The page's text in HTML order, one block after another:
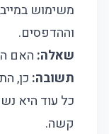
משימוש
וההדפסים.
שאלה: האם
תשובה: כן,
כל עוד היא
קשה.